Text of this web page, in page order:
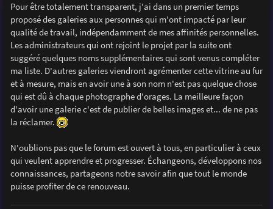
Pour être totalement transparent, j'ai dans un premier temps
proposé des galeries aux personnes qui m'ont impacté par leur
qualité de travail, indépendamment de mes affinités personnelles.
Les administrateurs qui ont rejoint le projet par la suite ont
suggéré quelques noms supplémentaires qui sont venus compléter
ma liste. D'autres galeries viendront agrémenter cette vitrine au fur
et à mesure, mais en avoir une à son nom n'est pas quelque chose
qui est dû à chaque photographe d'orages. La meilleure façon
d'avoir une galerie c'est de publier de belles images et... de ne pas
la réclamer.
N'oublions pas que le forum est ouvert à tous, en particulier à ceux
qui veulent apprendre et progresser. Échangeons, développons nos
connaissances, partageons notre savoir afin que tout le monde
puisse profiter de ce renouveau.